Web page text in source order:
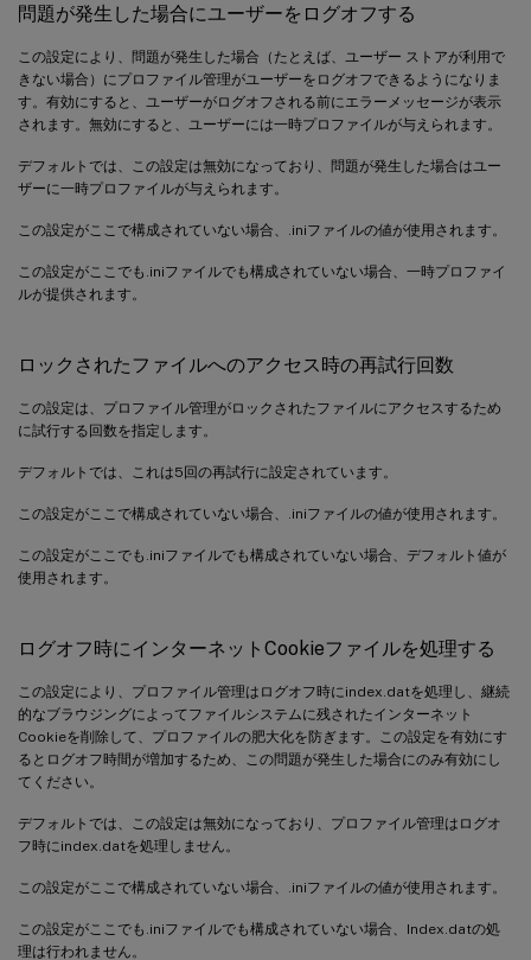
問題が発生した場合にユーザーをログオフする
この設定により、問題が発生した場合（たとえば、ユーザー ストアが利用で
きない場合）にプロファイル管理がユーザーをログオフできるようになりま
す。有効にすると、ユーザーがログオフされる前にエラーメッセージが表示
されます。無効にすると、ユーザーには一時プロファイルが与えられます。
デフォルトでは、この設定は無効になっており、問題が発生した場合はユー
ザーに一時プロファイルが与えられます。
この設定がここで構成されていない場合、.iniファイルの値が使用されます。
この設定がここでも.iniファイルでも構成されていない場合、一時プロファイ
ルが提供されます。
ロックされたファイルへのアクセス時の再試行回数
この設定は、プロファイル管理がロックされたファイルにアクセスするため
に試行する回数を指定します。
デフォルトでは、これは5回の再試行に設定されています。
この設定がここで構成されていない場合、.iniファイルの値が使用されます。
この設定がここでも.iniファイルでも構成されていない場合、デフォルト値が
使用されます。
ログオフ時にインターネットCookieファイルを処理する
この設定により、プロファイル管理はログオフ時にindex.datを処理し、継続
的なブラウジングによってファイルシステムに残されたインターネット
Cookieを削除して、プロファイルの肥大化を防ぎます。この設定を有効にす
るとログオフ時間が増加するため、この問題が発生した場合にのみ有効にし
てください。
デフォルトでは、この設定は無効になっており、プロファイル管理はログオ
フ時にindex.datを処理しません。
この設定がここで構成されていない場合、.iniファイルの値が使用されます。
この設定がここでも.iniファイルでも構成されていない場合、Index.datの処
理は行われません。